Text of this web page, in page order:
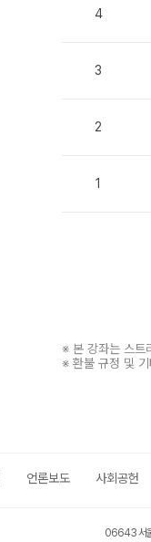
4
3
2
1
※ 본 강좌는 스트
※ 환불 규정 및
언론보도 사회공헌
06643 서